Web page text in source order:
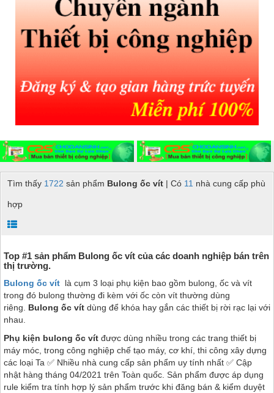
Tìm thấy 1722 sản phẩm Bulong ốc vít | Có 11 nhà cung cấp phù
hợp
Top #1 sản phẩm Bulong ốc vít của các doanh nghiệp bán trên
thị trường.
Bulong ốc vít là cụm 3 loại phụ kiện bao gồm bulong, ốc và vít
trong đó bulong thường đi kèm với ốc còn vít thường dùng
riêng.
Bulong ốc vít dùng để khóa hay gắn các thiết bị rời rạc lại với
nhau.
Phụ kiện bulong ốc vít được dùng nhiều trong các trang thiết bị
máy móc, trong công nghiệp chế tạo máy, cơ khí, thi công xây dựng
các loại Ta ✅ Nhiều nhà cung cấp sản phẩm uy tính nhất ✅ Cập
nhật hàng tháng 04/2021 trên Toàn quốc. Sản phẩm được áp dụng
rule kiểm tra tính hợp lý sản phẩm trước khi đăng bán & kiểm duyệt